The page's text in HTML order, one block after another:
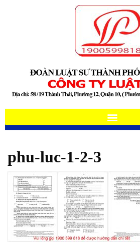
phu-luc-1-2-3